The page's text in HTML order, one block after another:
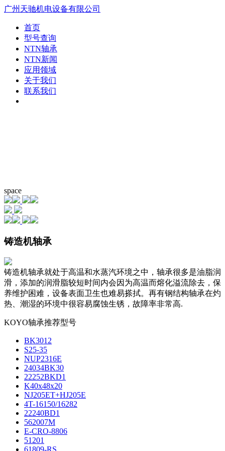
广州天驰机电设备有限公司
首页
型号查询
NTN轴承
NTN新闻
应用领域
关于我们
联系我们
space
铸造机轴承
铸造机轴承就处于高温和水蒸汽环境之中，轴承很多是油脂润
滑，添加的润滑脂较短时间内会因为高温而熔化溢流除去，保
养维护困难，设备表面卫生也难易搽拭。再有钢结构轴承在灼
热、潮湿的环境中很容易腐蚀生锈，故障率非常高.
KOYO轴承推荐型号
BK3012
S25-35
NUP2316E
24034BK30
22252BKD1
K40x48x20
NJ205ET+HJ205E
4T-16150/16282
22240BD1
562007M
E-CRO-8806
51201